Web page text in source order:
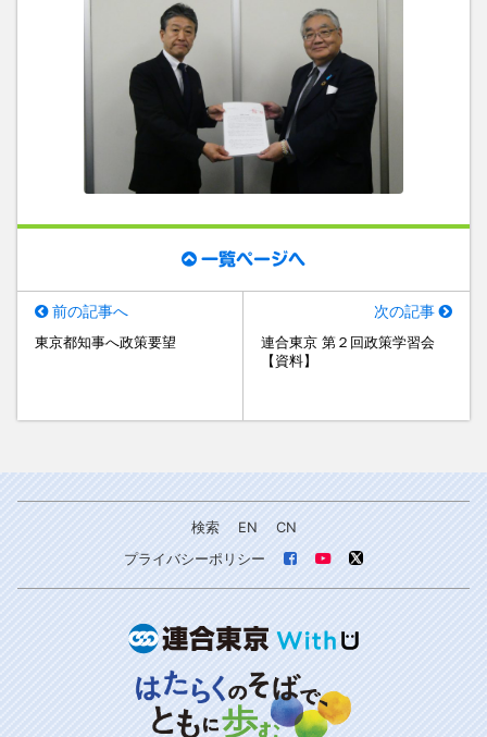
一覧ページへ
前の記事へ
東京都知事へ政策要望
次の記事
連合東京 第２回政策学習会
【資料】
検索 EN
CN
プライバシーポリシー